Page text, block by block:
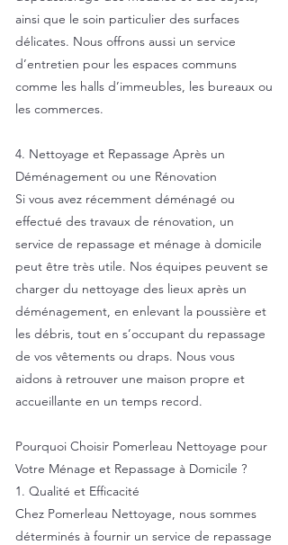
ainsi que le soin particulier des surfaces
délicates. Nous offrons aussi un service
d’entretien pour les espaces communs
comme les halls d’immeubles, les bureaux ou
les commerces.
4. Nettoyage et Repassage Après un
Déménagement ou une Rénovation
Si vous avez récemment déménagé ou
effectué des travaux de rénovation, un
service de repassage et ménage à domicile
peut être très utile. Nos équipes peuvent se
charger du nettoyage des lieux après un
déménagement, en enlevant la poussière et
les débris, tout en s’occupant du repassage
de vos vêtements ou draps. Nous vous
aidons à retrouver une maison propre et
accueillante en un temps record.
Pourquoi Choisir Pomerleau Nettoyage pour
Votre Ménage et Repassage à Domicile ?
1. Qualité et Efficacité
Chez Pomerleau Nettoyage, nous sommes
déterminés à fournir un service de repassage